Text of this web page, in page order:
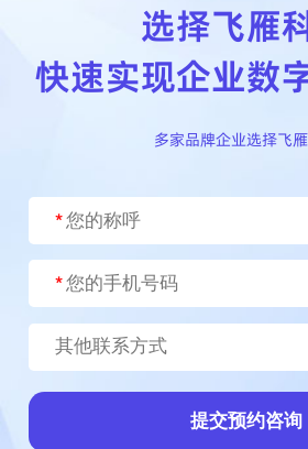
选择飞雁
快速实现企业数
多家品牌企业选择飞
提交预约咨询